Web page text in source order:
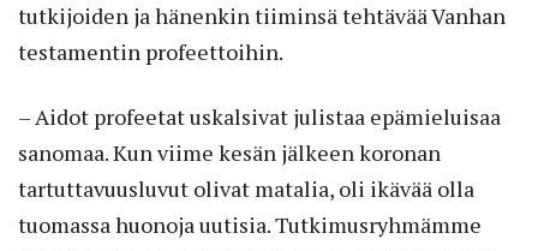
tutkijoiden ja hänenkin tiiminsä tehtävää Vanhan
testamentin profeettoihin.
– Aidot profeetat uskalsivat julistaa epämieluisaa
sanomaa. Kun viime kesän jälkeen koronan
tartuttavuusluvut olivat matalia, oli ikävää olla
tuomassa huonoja uutisia. Tutkimusryhmämme